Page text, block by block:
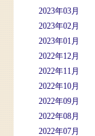
2023年03月
2023年02月
2023年01月
2022年12月
2022年11月
2022年10月
2022年09月
2022年08月
2022年07月